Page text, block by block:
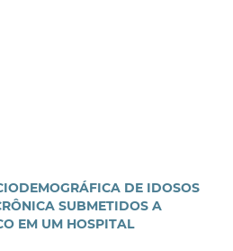
DE IDOSOS
SUBMETIDOS A
EM UM HOSPITAL